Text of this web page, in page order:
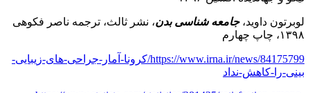
لوبرتون داوید،جامعه شناسی بدن، نشر ثالث، ترجمه ناصر فکوهی
۱۳۹۸، چاپ چهارم
https://www.irna.ir/news/84175799/کرونا-آمار-جراحی-های-زیبایی-
بینی-را-کاهش-نداد